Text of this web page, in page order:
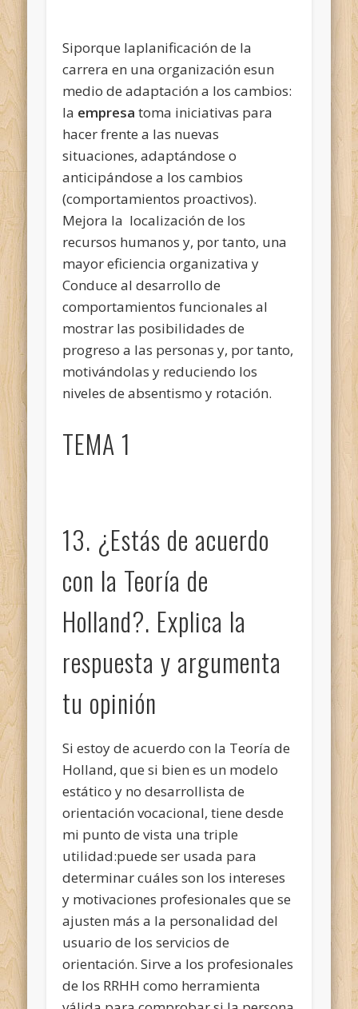
Siporque laplanificación de la
carrera en una organización esun
medio de adaptación a los cambios:
la empresa toma iniciativas para
hacer frente a las nuevas
situaciones, adaptándose o
anticipándose a los cambios
(comportamientos proactivos).
Mejora la localización de los
recursos humanos y, por tanto, una
mayor eficiencia organizativa y
Conduce al desarrollo de
comportamientos funcionales al
mostrar las posibilidades de
progreso a las personas y, por tanto,
motivándolas y reduciendo los
niveles de absentismo y rotación.
TEMA 1
13. ¿Estás de acuerdo
con la Teoría de
Holland?. Explica la
respuesta y argumenta
tu opinión
Si estoy de acuerdo con la Teoría de
Holland, que si bien es un modelo
estático y no desarrollista de
orientación vocacional, tiene desde
mi punto de vista una triple
utilidad:puede ser usada para
determinar cuáles son los intereses
y motivaciones profesionales que se
ajusten más a la personalidad del
usuario de los servicios de
orientación. Sirve a los profesionales
de los RRHH como herramienta